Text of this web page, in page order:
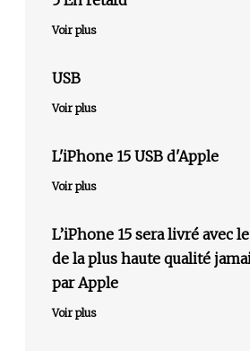
Voir plus
USB
Voir plus
L'iPhone 15 USB d'Apple
Voir plus
L’iPhone 15 sera livré avec
de la plus haute qualité
par Apple
Voir plus